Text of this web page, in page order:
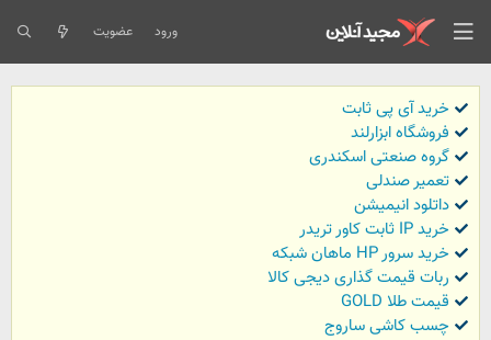
ورود عضویت
خرید آی پی ثابت
فروشگاه ابزارلند
گروه صنعتی اسکندری
تعمیر صندلی
داتلود انیمیشن
خرید IP ثابت کاور تریدر
خرید سرور HP ماهان شبکه
ربات قیمت گذاری دیجی کالا
قیمت طلا GOLD
چسب کاشی ساروج